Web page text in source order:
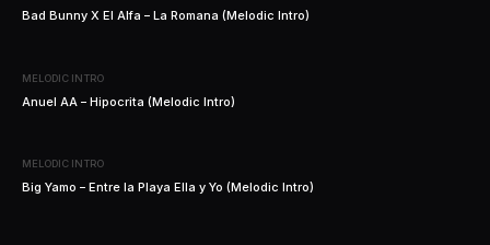
Bad Bunny X El Alfa – La Romana (Melodic Intro)
MELODIC INTRO
Anuel AA – Hipocrita (Melodic Intro)
MELODIC INTRO
Big Yamo – Entre la Playa Ella y Yo (Melodic Intro)